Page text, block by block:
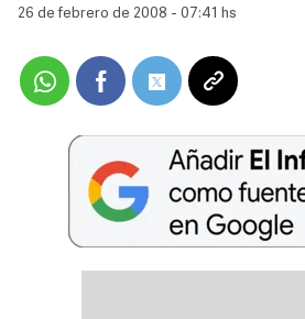
26 de febrero de 2008 - 07:41 hs